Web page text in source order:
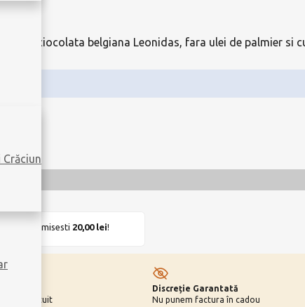
din ciocolata belgiana Leonidas, fara ulei de palmier si
. Economisesti 20,00 lei!
gratuit
Discreție Garantată
Nu punem factura în cadou